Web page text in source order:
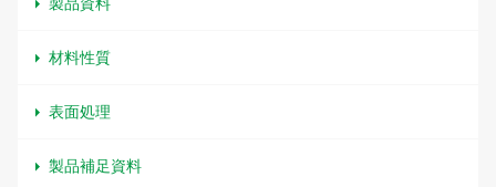
材料性質
表面処理
製品補足資料